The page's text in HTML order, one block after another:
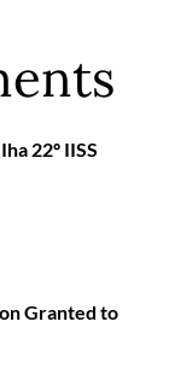
22º IISS
Granted to